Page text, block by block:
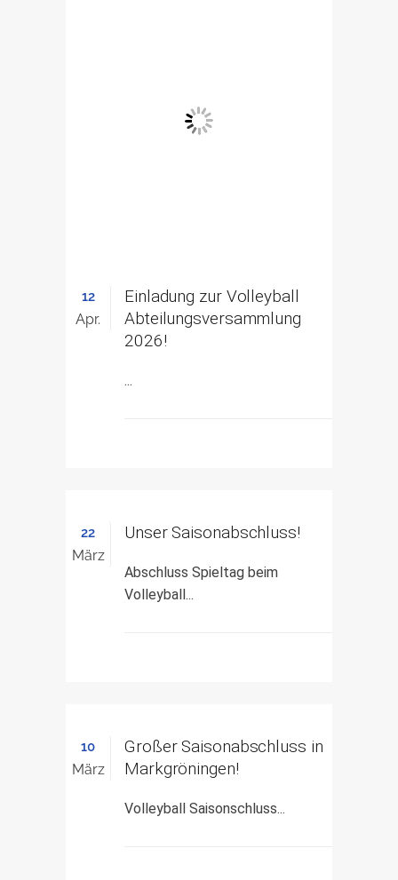
12
Apr.
Einladung zur Volleyball
Abteilungsversammlung
2026!
...
22
März
Unser Saisonabschluss!
Abschluss Spieltag beim
Volleyball...
10
März
Großer Saisonabschluss in
Markgröningen!
Volleyball Saisonschluss...